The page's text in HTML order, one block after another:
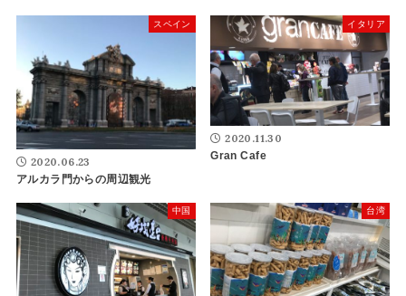
スペイン
2020.06.23
アルカラ門からの周辺観光
イタリア
2020.11.30
Gran Cafe
中国 台湾